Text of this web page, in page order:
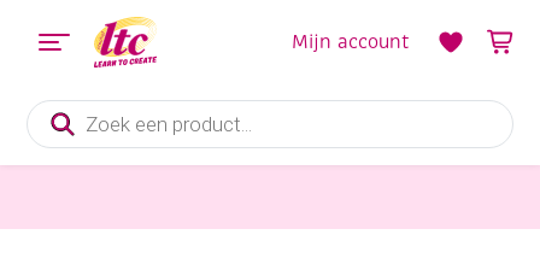
Producten
zoeken
Mijn account